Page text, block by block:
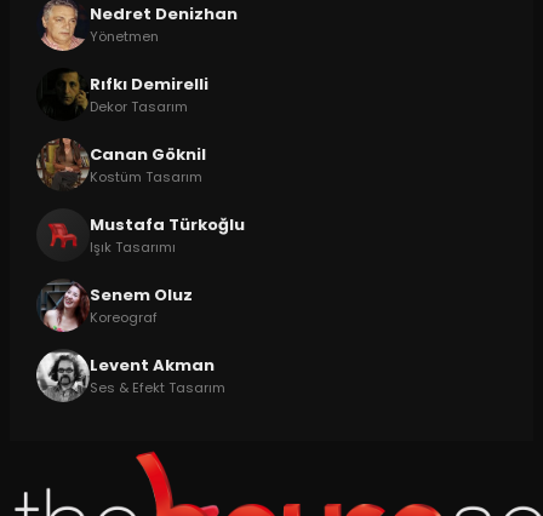
Nedret Denizhan
Yönetmen
Rıfkı Demirelli
Dekor Tasarım
Canan Göknil
Kostüm Tasarım
Mustafa Türkoğlu
Işık Tasarımı
Senem Oluz
Koreograf
Levent Akman
Ses & Efekt Tasarım